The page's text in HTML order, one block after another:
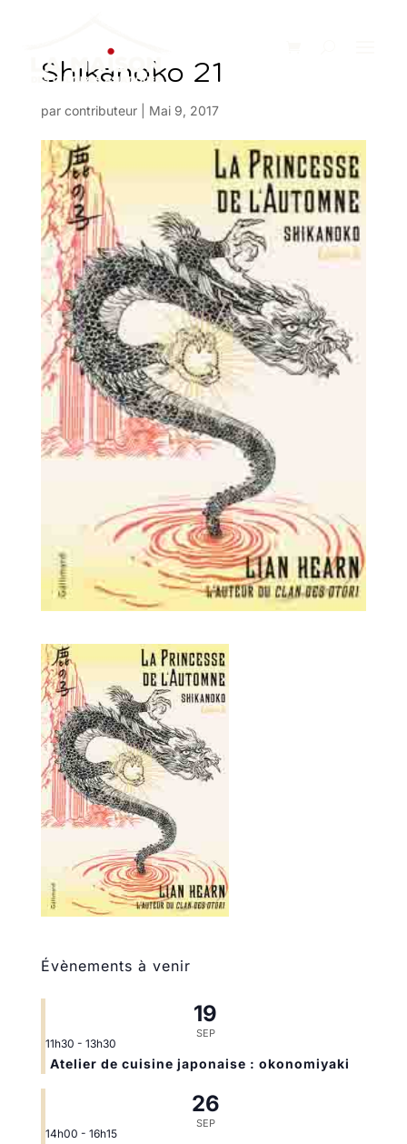
Shikanoko 21
par contributeur| Mai 9, 2017
Évènements à venir
19
SEP
11h30 - 13h30
Atelier de cuisine japonaise : okonomiyaki
26
SEP
14h00 - 16h15